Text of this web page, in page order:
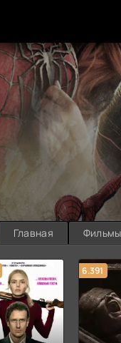
Главная Фильмы
6.391